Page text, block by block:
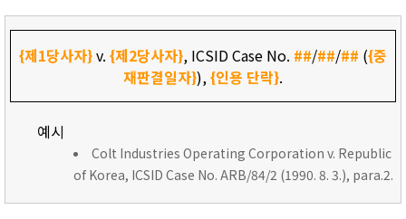
{제1당사자}v. {제2당사자}, ICSID Case No. ##/##/## ({중
재판결일자}),{인용 단락}.
예시
Colt Industries Operating Corporation v. Republic
of Korea, ICSID Case No. ARB/84/2 (1990. 8. 3.), para.2.